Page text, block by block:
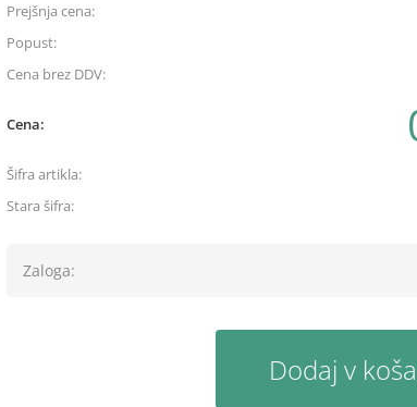
Prejšnja cena:
Popust:
Cena brez DDV:
Cena:
Šifra artikla:
Stara šifra:
Zaloga:
Dodaj v